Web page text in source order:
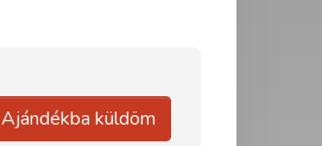
Ajándékba küldöm